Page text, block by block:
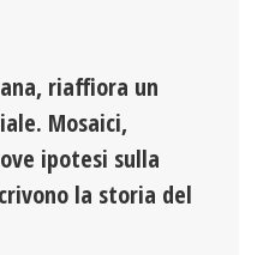
riaffiora un
Mosaici,
ipotesi sulla
la storia del